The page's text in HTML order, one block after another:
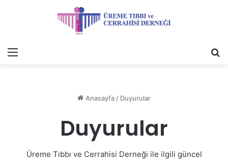
Menü
Anasayfa/ Duyurular
Duyurular
Üreme Tıbbı ve Cerrahisi Derneği ile ilgili güncel